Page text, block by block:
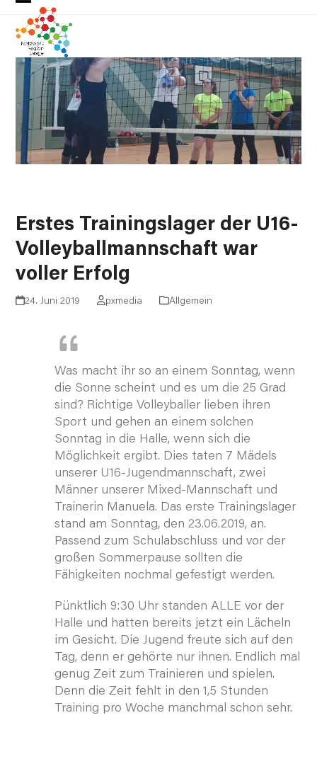
Skip
content
Open
mobile
menu
Close
mobile
menu
Erstes Trainingslager der U16-
Volleyballmannschaft war
voller Erfolg
24. Juni 2019 pxmedia Allgemein
Was macht ihr so an einem Sonntag, wenn
die Sonne scheint und es um die 25 Grad
sind? Richtige Volleyballer lieben ihren
Sport und gehen an einem solchen
Sonntag in die Halle, wenn sich die
Möglichkeit ergibt. Dies taten 7 Mädels
unserer U16-Jugendmannschaft, zwei
Männer unserer Mixed-Mannschaft und
Trainerin Manuela. Das erste Trainingslager
stand am Sonntag, den 23.06.2019, an.
Passend zum Schulabschluss und vor der
großen Sommerpause sollten die
Fähigkeiten nochmal gefestigt werden.
Pünktlich 9:30 Uhr standen ALLE vor der
Halle und hatten bereits jetzt ein Lächeln
im Gesicht. Die Jugend freute sich auf den
Tag, denn er gehörte nur ihnen. Endlich mal
genug Zeit zum Trainieren und spielen.
Denn die Zeit fehlt in den 1,5 Stunden
Training pro Woche manchmal schon sehr.